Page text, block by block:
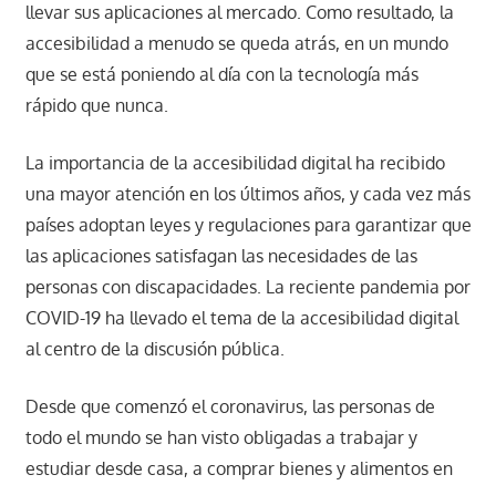
llevar sus aplicaciones al mercado. Como resultado, la
accesibilidad a menudo se queda atrás, en un mundo
que se está poniendo al día con la tecnología más
rápido que nunca.
La importancia de la accesibilidad digital ha recibido
una mayor atención en los últimos años, y cada vez más
países adoptan leyes y regulaciones para garantizar que
las aplicaciones satisfagan las necesidades de las
personas con discapacidades. La reciente pandemia por
COVID-19 ha llevado el tema de la accesibilidad digital
al centro de la discusión pública.
Desde que comenzó el coronavirus, las personas de
todo el mundo se han visto obligadas a trabajar y
estudiar desde casa, a comprar bienes y alimentos en